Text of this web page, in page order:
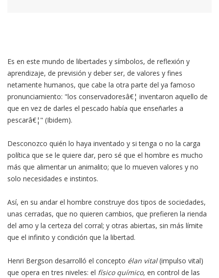
Es en este mundo de libertades y símbolos, de reflexión y
aprendizaje, de previsión y deber ser, de valores y fines
netamente humanos, que cabe la otra parte del ya famoso
pronunciamiento: "los conservadoresâ€¦ inventaron aquello de
que en vez de darles el pescado había que enseñarles a
pescarâ€¦" (Ibidem).
Desconozco quién lo haya inventado y si tenga o no la carga
política que se le quiere dar, pero sé que el hombre es mucho
más que alimentar un animalito; que lo mueven valores y no
solo necesidades e instintos.
Así, en su andar el hombre construye dos tipos de sociedades,
unas cerradas, que no quieren cambios, que prefieren la rienda
del amo y la certeza del corral; y otras abiertas, sin más límite
que el infinito y condición que la libertad.
Henri Bergson desarrolló el concepto élan vital(impulso vital)
que opera en tres niveles: el físico químico, en control de las